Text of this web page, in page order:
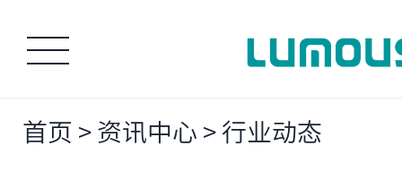
首页 > 资讯中心 > 行业动态